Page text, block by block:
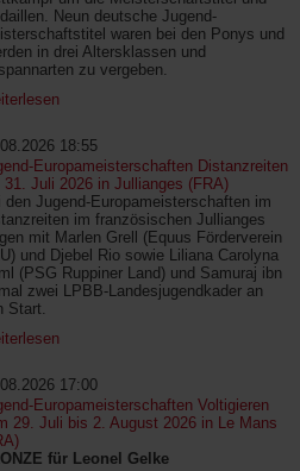
Neun deutsche Jugend-
waren bei den Ponys und
in drei Altersklassen und
zu vergeben.
18:55
Europameisterschaften Distanzreiten
31. Juli 2026 in Jullianges (FRA)
den Jugend-Europameisterschaften im
im französischen Jullianges
mit Marlen Grell (Equus Förderverein
und Djebel Rio sowie Liliana Carolyna
(PSG Ruppiner Land) und Samuraj ibn
zwei LPBB-Landesjugendkader an
Start.
17:00
Europameisterschaften Voltigieren
29. Juli bis 2. August 2026 in Le Mans
für Leonel Gelke